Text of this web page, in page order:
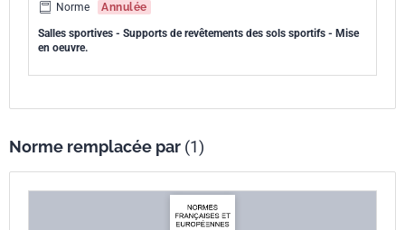
Norme
Annulée
Salles sportives - Supports de revêtements des sols sportifs - Mise
en oeuvre.
Norme remplacée par (1)